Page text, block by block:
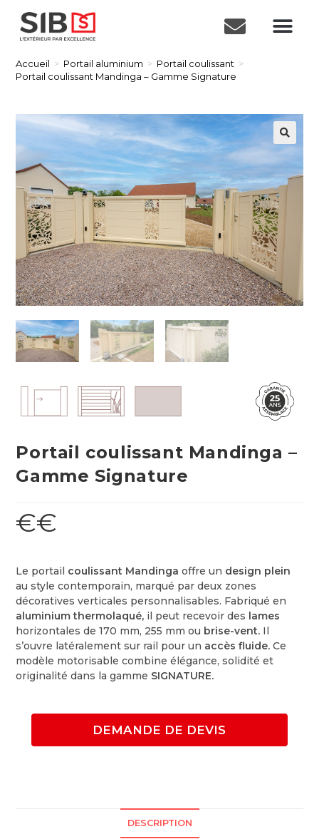
Accueil > Portail aluminium > Portail coulissant >
Portail coulissant Mandinga – Gamme Signature
🔍
Portail coulissant Mandinga –
Gamme Signature
€€
Le portail coulissant Mandingaoffre un design plein
au style contemporain, marqué par deux zones
décoratives verticales personnalisables. Fabriqué en
aluminium thermolaqué, il peut recevoir des lames
horizontales de 170 mm, 255 mm ou brise-vent. Il
s’ouvre latéralement sur rail pour un accès fluide.Ce
modèle motorisable combine élégance, solidité et
originalité dans la gamme SIGNATURE.
DEMANDE DE DEVIS
DESCRIPTION